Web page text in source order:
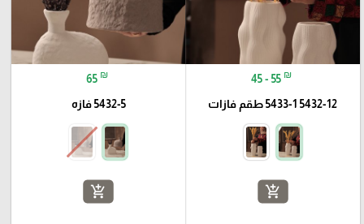
45 - 55 ₪
5432-12 5433-1 طقم فازات
add_shopping_cart
65 ₪
5432-5 فازه
add_shopping_cart